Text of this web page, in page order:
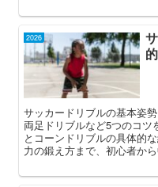
2026
サッカードリブルの基本姿
両足ドリブルなど5つのコ
とコーンドリブルの具体的
力の鍛え方まで、初心者か